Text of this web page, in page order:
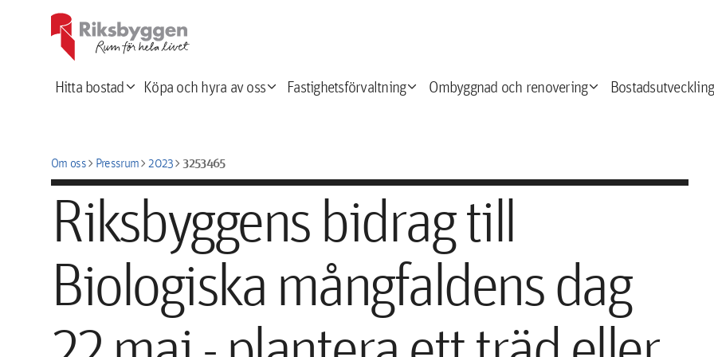
Hitta bostadexpand_more Köpa och hyra av ossexpand_more Fastighetsförvaltningexpand_more Ombyggnad och renoveringexpand_more Bostadsutveckling
Om osschevron_rightPressrumchevron_right2023chevron_right3253465
Riksbyggens bidrag till
Biologiska mångfaldens dag